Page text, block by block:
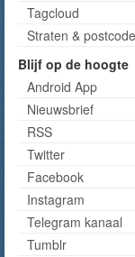
Tagcloud
Straten &
Blijf op de hoogte
Android App
Nieuwsbrief
RSS
Twitter
Facebook
Instagram
Telegram kanaal
Tumblr